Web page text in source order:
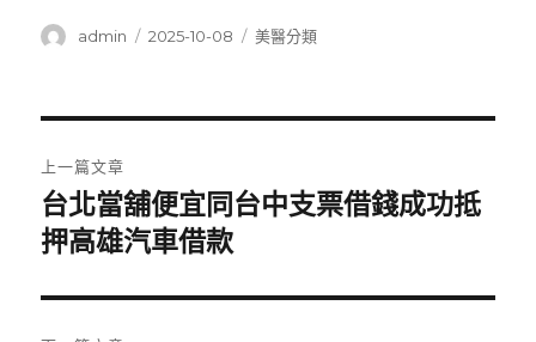
作
admin
發
2025-10-08
分
美醫分類
章
導
覽
上一篇文章
上
一
文
章:
台北當舖便宜同台中支票借錢成功抵
押高雄汽車借款